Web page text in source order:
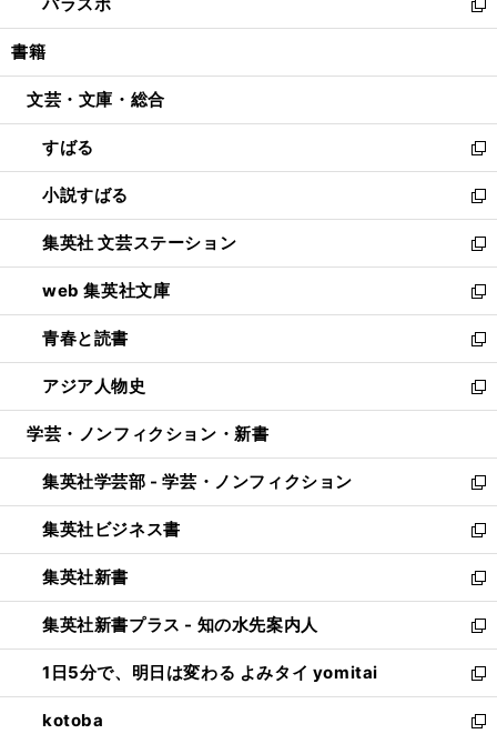
で
開
ド
ウ
開
ィ
ン
ウ
開
く
い
ウ
ン
ウ
で
開
く
新
し
ウ
ン
ド
ウ
で
開
く
書籍
文芸・文庫・総合
すばる
新
し
い
ウ
ィ
ン
ド
ウ
で
開
く
小説すばる
新
し
い
ウ
ィ
ン
ド
ウ
で
開
集英社 文芸ステーション
新
し
い
ウ
ィ
ン
ド
ウ
開
く
web 集英社文庫
新
し
い
ウ
ィ
ン
ウ
で
開
く
青春と読書
新
し
い
ウ
ン
ド
ウ
で
開
く
アジア人物史
新
し
ウ
ィ
ン
ド
ウ
で
開
く
学芸・ノンフィクション・新書
集英社学芸部 - 学芸・ノンフィクション
新
し
い
ウ
ィ
ン
ド
ウ
で
開
く
集英社ビジネス書
新
し
い
ウ
ィ
ン
ド
ウ
で
集英社新書
新
し
い
ウ
ィ
ン
ド
集英社新書プラス - 知の水先案内人
新
し
い
ウ
ィ
1日5分で、明日は変わる よみタイ yomitai
新
し
い
kotoba
新